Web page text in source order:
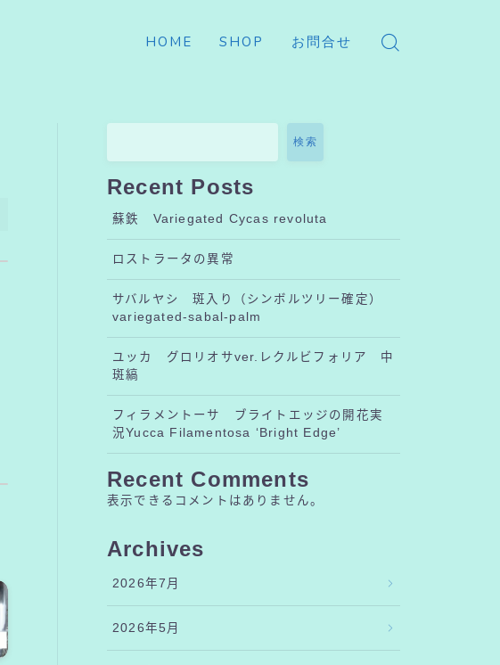
HOME SHOP お問合せ
検索
Recent Posts
蘇鉄 Variegated Cycas revoluta
ロストラータの異常
サバルヤシ 斑入り（シンボルツリー確定）
variegated-sabal-palm
ユッカ グロリオサver.レクルビフォリア 中
斑縞
フィラメントーサ ブライトエッジの開花実
況Yucca Filamentosa ‘Bright Edge’
Recent Comments
表示できるコメントはありません。
Archives
2026年7月
2026年5月